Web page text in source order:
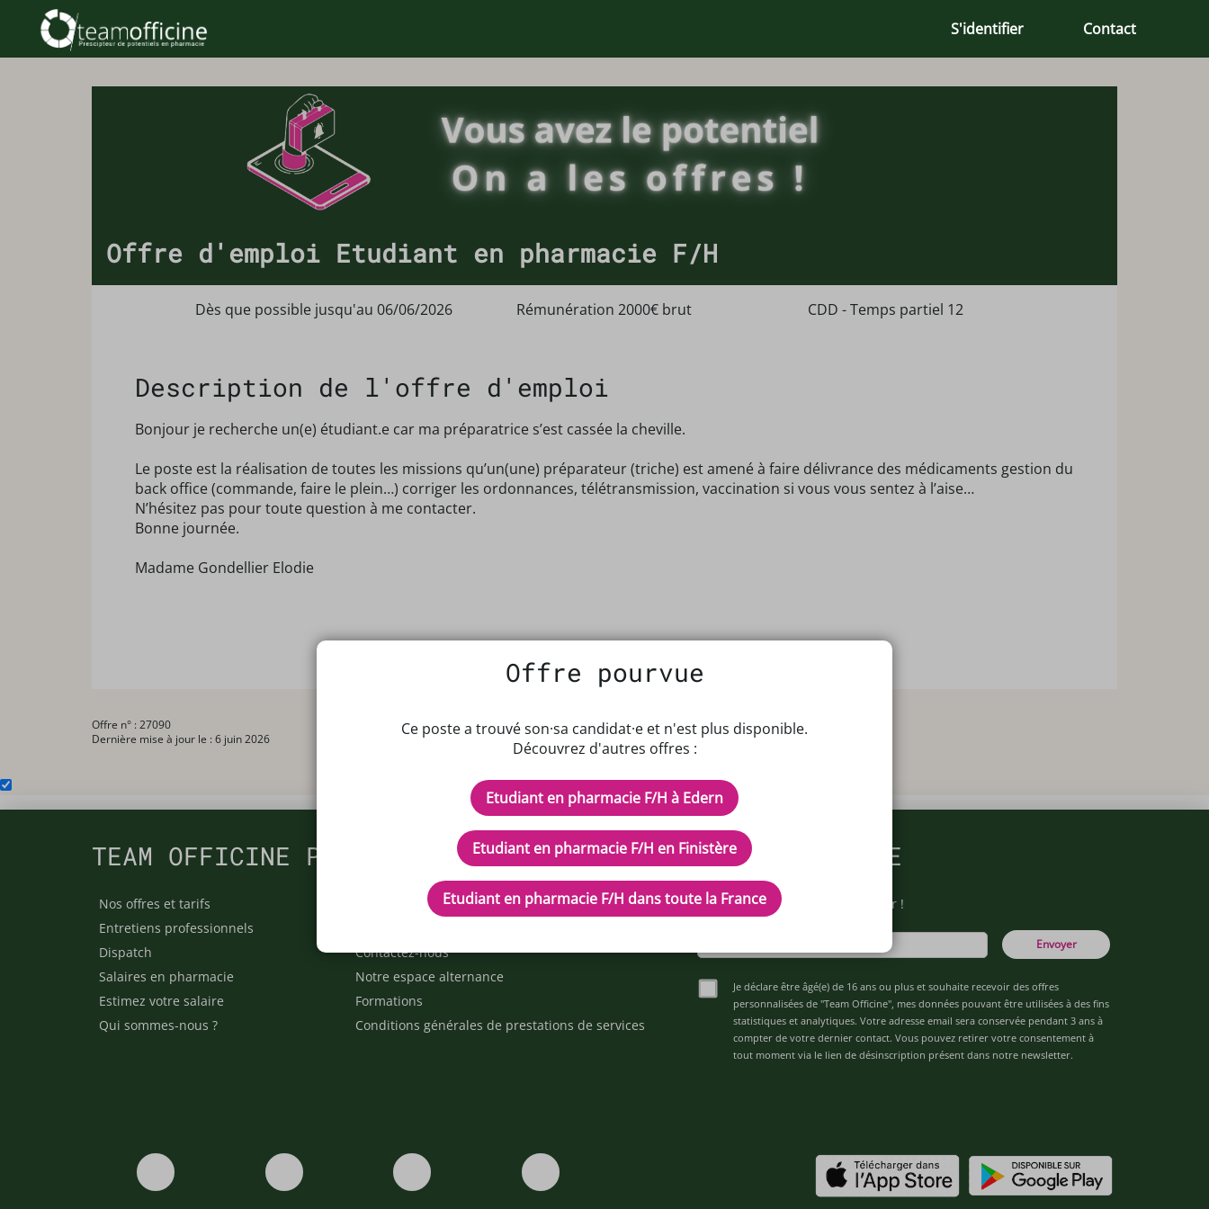
S'identifier Contact
Offre d'emploi Etudiant en pharmacie F/H
Dès que possible jusqu'au 06/06/2026 Rémunération 2000€ brut CDD - Temps partiel 12
Description de l'offre d'emploi
Bonjour je recherche un(e) étudiant.e car ma préparatrice s’est cassée la cheville.
Le poste est la réalisation de toutes les missions qu’un(une) préparateur (triche) est amené à faire délivrance des médicaments gestion du
back office (commande, faire le plein…) corriger les ordonnances, télétransmission, vaccination si vous vous sentez à l’aise…
N’hésitez pas pour toute question à me contacter.
Bonne journée.
Madame Gondellier Elodie
Offre n° : 27090
Dernière mise à jour le : 6 juin 2026
Offre pourvue
Ce poste a trouvé son·sa candidat·e et n'est plus disponible.
Découvrez d'autres offres :
Etudiant en pharmacie F/H à Edern
Etudiant en pharmacie F/H en Finistère
Etudiant en pharmacie F/H dans toute la France
TEAM OFFICINE PRESCRIPTEUR DE POTENTIELS EN PHARMACIE
Nos offres et tarifs
Entretiens professionnels
Dispatch
Salaires en pharmacie
Estimez votre salaire
Qui sommes-nous ?
Contactez-nous
Notre espace alternance
Formations
Conditions générales de prestations de services
Inscrivez-vous à notre newsletter !
Envoyer
Je déclare être âgé(e) de 16 ans ou plus et souhaite recevoir des offres
personnalisées de "Team Officine", mes données pouvant être utilisées à des fins
statistiques et analytiques. Votre adresse email sera conservée pendant 3 ans à
compter de votre dernier contact. Vous pouvez retirer votre consentement à
tout moment via le lien de désinscription présent dans notre newsletter.